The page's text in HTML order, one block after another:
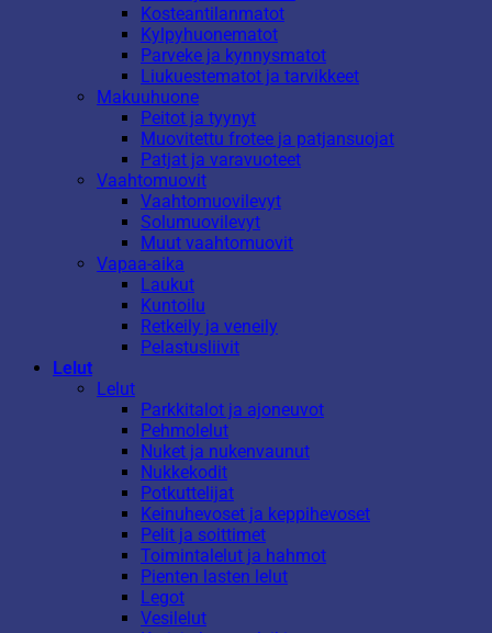
Kosteantilanmatot
Kylpyhuonematot
Parveke ja kynnysmatot
Liukuestematot ja tarvikkeet
Makuuhuone
Peitot ja tyynyt
Muovitettu frotee ja patjansuojat
Patjat ja varavuoteet
Vaahtomuovit
Vaahtomuovilevyt
Solumuovilevyt
Muut vaahtomuovit
Vapaa-aika
Laukut
Kuntoilu
Retkeily ja veneily
Pelastusliivit
Lelut
Lelut
Parkkitalot ja ajoneuvot
Pehmolelut
Nuket ja nukenvaunut
Nukkekodit
Potkuttelijat
Keinuhevoset ja keppihevoset
Pelit ja soittimet
Toimintalelut ja hahmot
Pienten lasten lelut
Legot
Vesilelut